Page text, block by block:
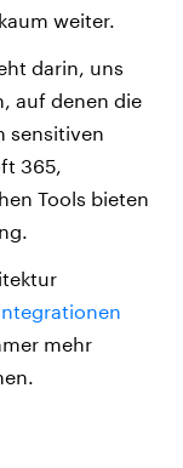
weiter.
darin, uns
auf denen die
sensitiven
365,
Tools bieten
mehr